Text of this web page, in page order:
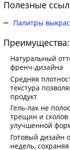
Полезные
Палитры
Преимущества:
Натуральный
френч-дизайна
Средняя
текстура
продукт
Гель-лак не
трещин и сколов
улучшенной
Готовый дизайн
недель,